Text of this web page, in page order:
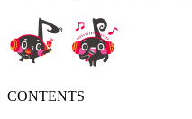
CONTENTS